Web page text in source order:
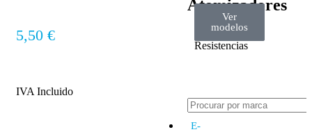
Atomizadores
Claromizadores
Ver
modelos
Reconstruíveis
Ver
modelos
Resistencias
Ver
modelos
E-
5,50 €
IVA Incluido